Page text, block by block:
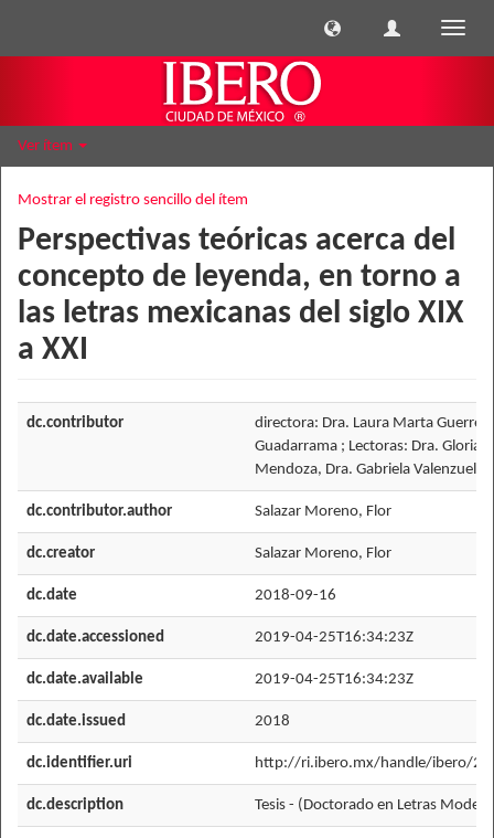
Ver ítem
Mostrar el registro sencillo del ítem
Perspectivas teóricas acerca del
concepto de leyenda, en torno a
las letras mexicanas del siglo XIX
a XXI
dc.contributor
directora: Dra. Laura Marta
Guadarrama ; Lectoras: Dra. Gloria
Mendoza, Dra. Gabriela Valenzuela
dc.contributor.author Salazar Moreno, Flor
dc.creator Salazar Moreno, Flor
dc.date 2018-09-16
dc.date.accessioned 2019-04-25T16:34:23Z
dc.date.available 2019-04-25T16:34:23Z
dc.date.issued 2018
dc.identifier.uri http://ri.ibero.mx/handle/ibero/
dc.description Tesis - (Doctorado en Letras